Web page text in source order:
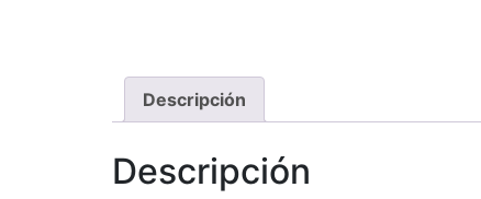
Descripción
Descripción